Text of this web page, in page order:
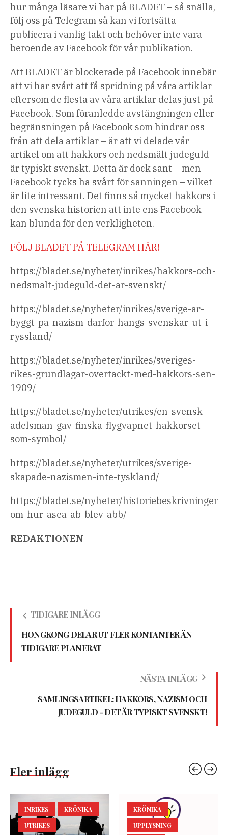
hur många läsare vi har på BLADET – så snälla,
följ oss på Telegram så kan vi fortsätta
publicera i vanlig takt och behöver inte vara
beroende av Facebook för vår publikation.
Att BLADET är blockerade på Facebook innebär
att vi har svårt att få spridning på våra artiklar
eftersom de flesta av våra artiklar delas just på
Facebook. Som föranledde avstängningen eller
begränsningen på Facebook som hindrar oss
från att dela artiklar – är att vi delade vår
artikel om att hakkors och nedsmält judeguld
är typiskt svenskt. Detta är dock sant – men
Facebook tycks ha svårt för sanningen – vilket
är lite intressant. Det finns så mycket hakkors i
den svenska historien att inte ens Facebook
kan blunda för den verkligheten.
FÖLJ BLADET PÅ TELEGRAM HÄR!
https://bladet.se/nyheter/inrikes/hakkors-och-
nedsmalt-judeguld-det-ar-svenskt/
https://bladet.se/nyheter/inrikes/sverige-ar-
byggt-pa-nazism-darfor-hangs-svenskar-ut-i-
ryssland/
https://bladet.se/nyheter/inrikes/sveriges-
rikes-grundlagar-overtackt-med-hakkors-sen-
1909/
https://bladet.se/nyheter/utrikes/en-svensk-
adelsman-gav-finska-flygvapnet-hakkorset-
som-symbol/
https://bladet.se/nyheter/utrikes/sverige-
skapade-nazismen-inte-tyskland/
https://bladet.se/nyheter/historiebeskrivningen-
om-hur-asea-ab-blev-abb/
REDAKTIONEN
TIDIGARE INLÄGG
HONGKONG DELAR UT FLER KONTANTER ÄN
TIDIGARE PLANERAT
NÄSTA INLÄGG
SAMLINGSARTIKEL: HAKKORS, NAZISM OCH
JUDEGULD - DET ÄR TYPISKT SVENSKT!
Fler inlägg
INRIKES
KRÖNIKA
UTRIKES
KRÖNIKA
UPPLYSNING